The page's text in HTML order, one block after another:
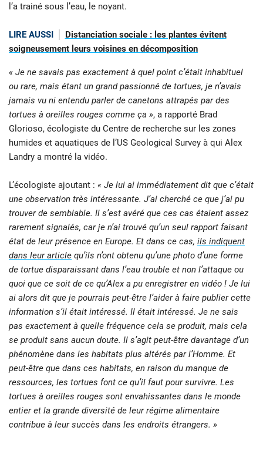
l’a trainé sous l’eau, le noyant.
LIRE AUSSI
Distanciation sociale : les plantes évitent
soigneusement leurs voisines en décomposition
« Je ne savais pas exactement à quel point c’était inhabituel
ou rare, mais étant un grand passionné de tortues, je n’avais
jamais vu ni entendu parler de canetons attrapés par des
tortues à oreilles rouges comme ça », a rapporté Brad
Glorioso, écologiste du Centre de recherche sur les zones
humides et aquatiques de l’US Geological Survey à qui Alex
Landry a montré la vidéo.
L’écologiste ajoutant : « Je lui ai immédiatement dit que c’était
une observation très intéressante. J’ai cherché ce que j’ai pu
trouver de semblable. Il s’est avéré que ces cas étaient assez
rarement signalés, car je n’ai trouvé qu’un seul rapport faisant
état de leur présence en Europe. Et dans ce cas, ils indiquent
dans leur article qu’ils n’ont obtenu qu’une photo d’une forme
de tortue disparaissant dans l’eau trouble et non l’attaque ou
quoi que ce soit de ce qu’Alex a pu enregistrer en vidéo ! Je lui
ai alors dit que je pourrais peut-être l’aider à faire publier cette
information s’il était intéressé. Il était intéressé. Je ne sais
pas exactement à quelle fréquence cela se produit, mais cela
se produit sans aucun doute. Il s’agit peut-être davantage d’un
phénomène dans les habitats plus altérés par l’Homme. Et
peut-être que dans ces habitats, en raison du manque de
ressources, les tortues font ce qu’il faut pour survivre. Les
tortues à oreilles rouges sont envahissantes dans le monde
entier et la grande diversité de leur régime alimentaire
contribue à leur succès dans les endroits étrangers. »